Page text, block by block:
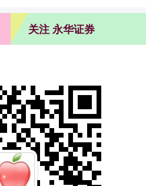
关注 永华证券